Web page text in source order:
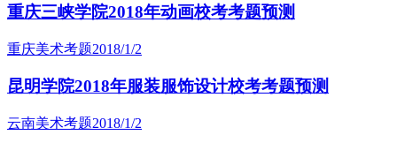
重庆三峡学院2018年动画校考考题预测
重庆美术考题2018/1/2
昆明学院2018年服装服饰设计校考考题预测
云南美术考题2018/1/2